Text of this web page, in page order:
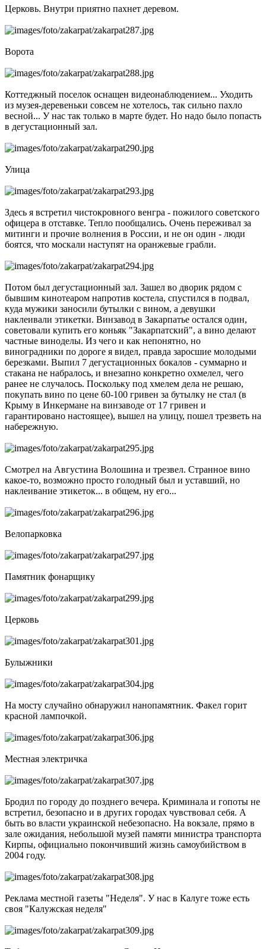
Церковь. Внутри приятно пахнет деревом.
Ворота
Коттеджный поселок оснащен видеонаблюдением... Уходить
из музея-деревеньки совсем не хотелось, так сильно пахло
весной... У нас так только в марте будет. Но надо было попасть
в дегустационный зал.
Улица
Здесь я встретил чистокровного венгра - пожилого советского
офицера в отставке. Тепло пообщались. Очень переживал за
митинги и прочие волнения в России, и не он один - люди
боятся, что москали наступят на оранжевые грабли.
Потом был дегустационный зал. Зашел во дворик рядом с
бывшим кинотеаром напротив костела, спустился в подвал,
куда мужики заносили бутылки с вином, а девушки
наклеивали этикетки. Винзавод в Закарпатье остался один,
советовали купить его коньяк "Закарпатский", а вино делают
частные виноделы. Из чего и как непонятно, но
виноградники по дороге я видел, правда заросшие молодыми
березками. Выпил 7 дегустационных бокалов - суммарно и
стакана не набралось, и внезапно конкретно охмелел, чего
ранее не случалось. Поскольку под хмелем дела не решаю,
покупать вино по цене 60-100 гривен за бутылку не стал (в
Крыму в Инкермане на винзаводе от 17 гривен и
гарантировано настоящее), вышел на улицу, пошел трезветь на
набережную.
Смотрел на Августина Волошина и трезвел. Странное вино
какое-то, возможно просто голодный был и уставший, но
наклеивание этикеток... в общем, ну его...
Велопарковка
Памятник фонарщику
Церковь
Булыжники
На мосту случайно обнаружил нанопамятник. Факел горит
красной лампочкой.
Местная электричка
Бродил по городу до позднего вечера. Криминала и гопоты не
встретил, безопасно и в других городах чувствовал себя. А
быть во власти украинской небезопасно. На вокзале, прямо в
зале ожидания, небольшой музей памяти министра транспорта
Кирпы, официально покончивший жизнь самоубийством в
2004 году.
Реклама местной газеты "Неделя". У нас в Калуге тоже есть
своя "Калужская неделя"